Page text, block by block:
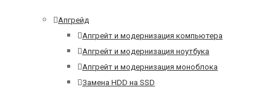
Апгрейд
Апгрейт и модернизация компьютера
Апгрейт и модернизация ноутбука
Апгрейт и модернизация моноблока
Замена HDD на SSD